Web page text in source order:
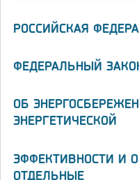
РОССИЙСКАЯ
ФЕДЕРАЛЬНЫЙ
ОБ
ЭНЕРГЕТИЧЕСКОЙ
ЭФФЕКТИВНОСТИ И
ОТДЕЛЬНЫЕ